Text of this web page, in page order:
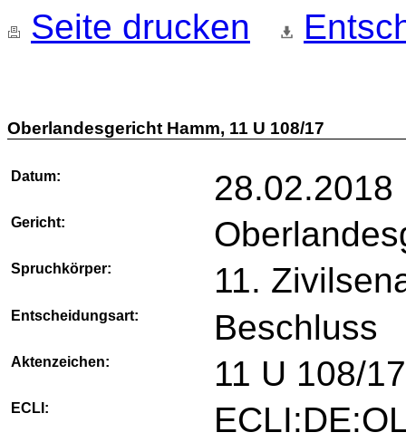
Seite drucken
Oberlandesgericht Hamm, 11 U 108/17
Datum: 28.02.2018
Gericht:
Spruchkörper: 11.
Entscheidungsart: Beschluss
Aktenzeichen: 11 U 108/17
ECLI: